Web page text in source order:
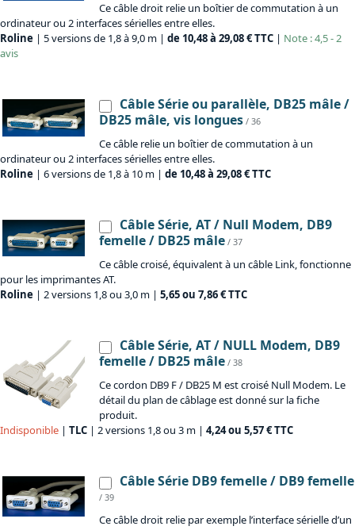
Ce câble droit relie un boîtier de commutation à un
ordinateur ou 2 interfaces sérielles entre elles.
Roline | 5 versions de 1,8 à 9,0 m | de 10,48 à 29,08 € TTC | Note : 4,5 - 2
avis
Câble Série ou parallèle, DB25 mâle /
DB25 mâle, vis longues / 36
Ce câble relie un boîtier de commutation à un
ordinateur ou 2 interfaces sérielles entre elles.
Roline | 6 versions de 1,8 à 10 m | de 10,48 à 29,08 € TTC
Câble Série, AT / Null Modem, DB9
femelle / DB25 mâle / 37
Ce câble croisé, équivalent à un câble Link, fonctionne
pour les imprimantes AT.
Roline | 2 versions 1,8 ou 3,0 m | 5,65 ou 7,86 € TTC
Câble Série, AT / NULL Modem, DB9
femelle / DB25 mâle / 38
Ce cordon DB9 F / DB25 M est croisé Null Modem. Le
détail du plan de câblage est donné sur la fiche
produit.
Indisponible | TLC | 2 versions 1,8 ou 3 m | 4,24 ou 5,57 € TTC
Câble Série DB9 femelle / DB9 femelle
/ 39
Ce câble droit relie par exemple l’interface sérielle d’un